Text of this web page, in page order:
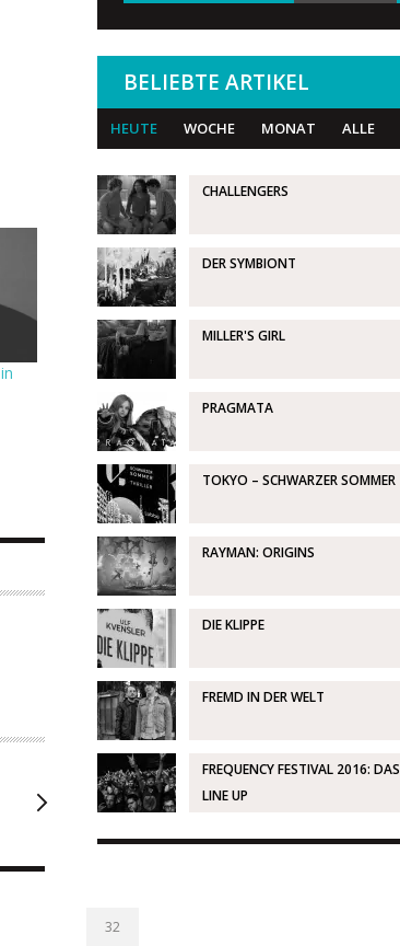
BELIEBTE ARTIKEL
HEUTE WOCHE MONAT ALLE
CHALLENGERS
DER SYMBIONT
MILLER'S GIRL
PRAGMATA
TOKYO – SCHWARZER SOMMER
RAYMAN: ORIGINS
DIE KLIPPE
FREMD IN DER WELT
FREQUENCY FESTIVAL 2016: DAS
LINE UP
32